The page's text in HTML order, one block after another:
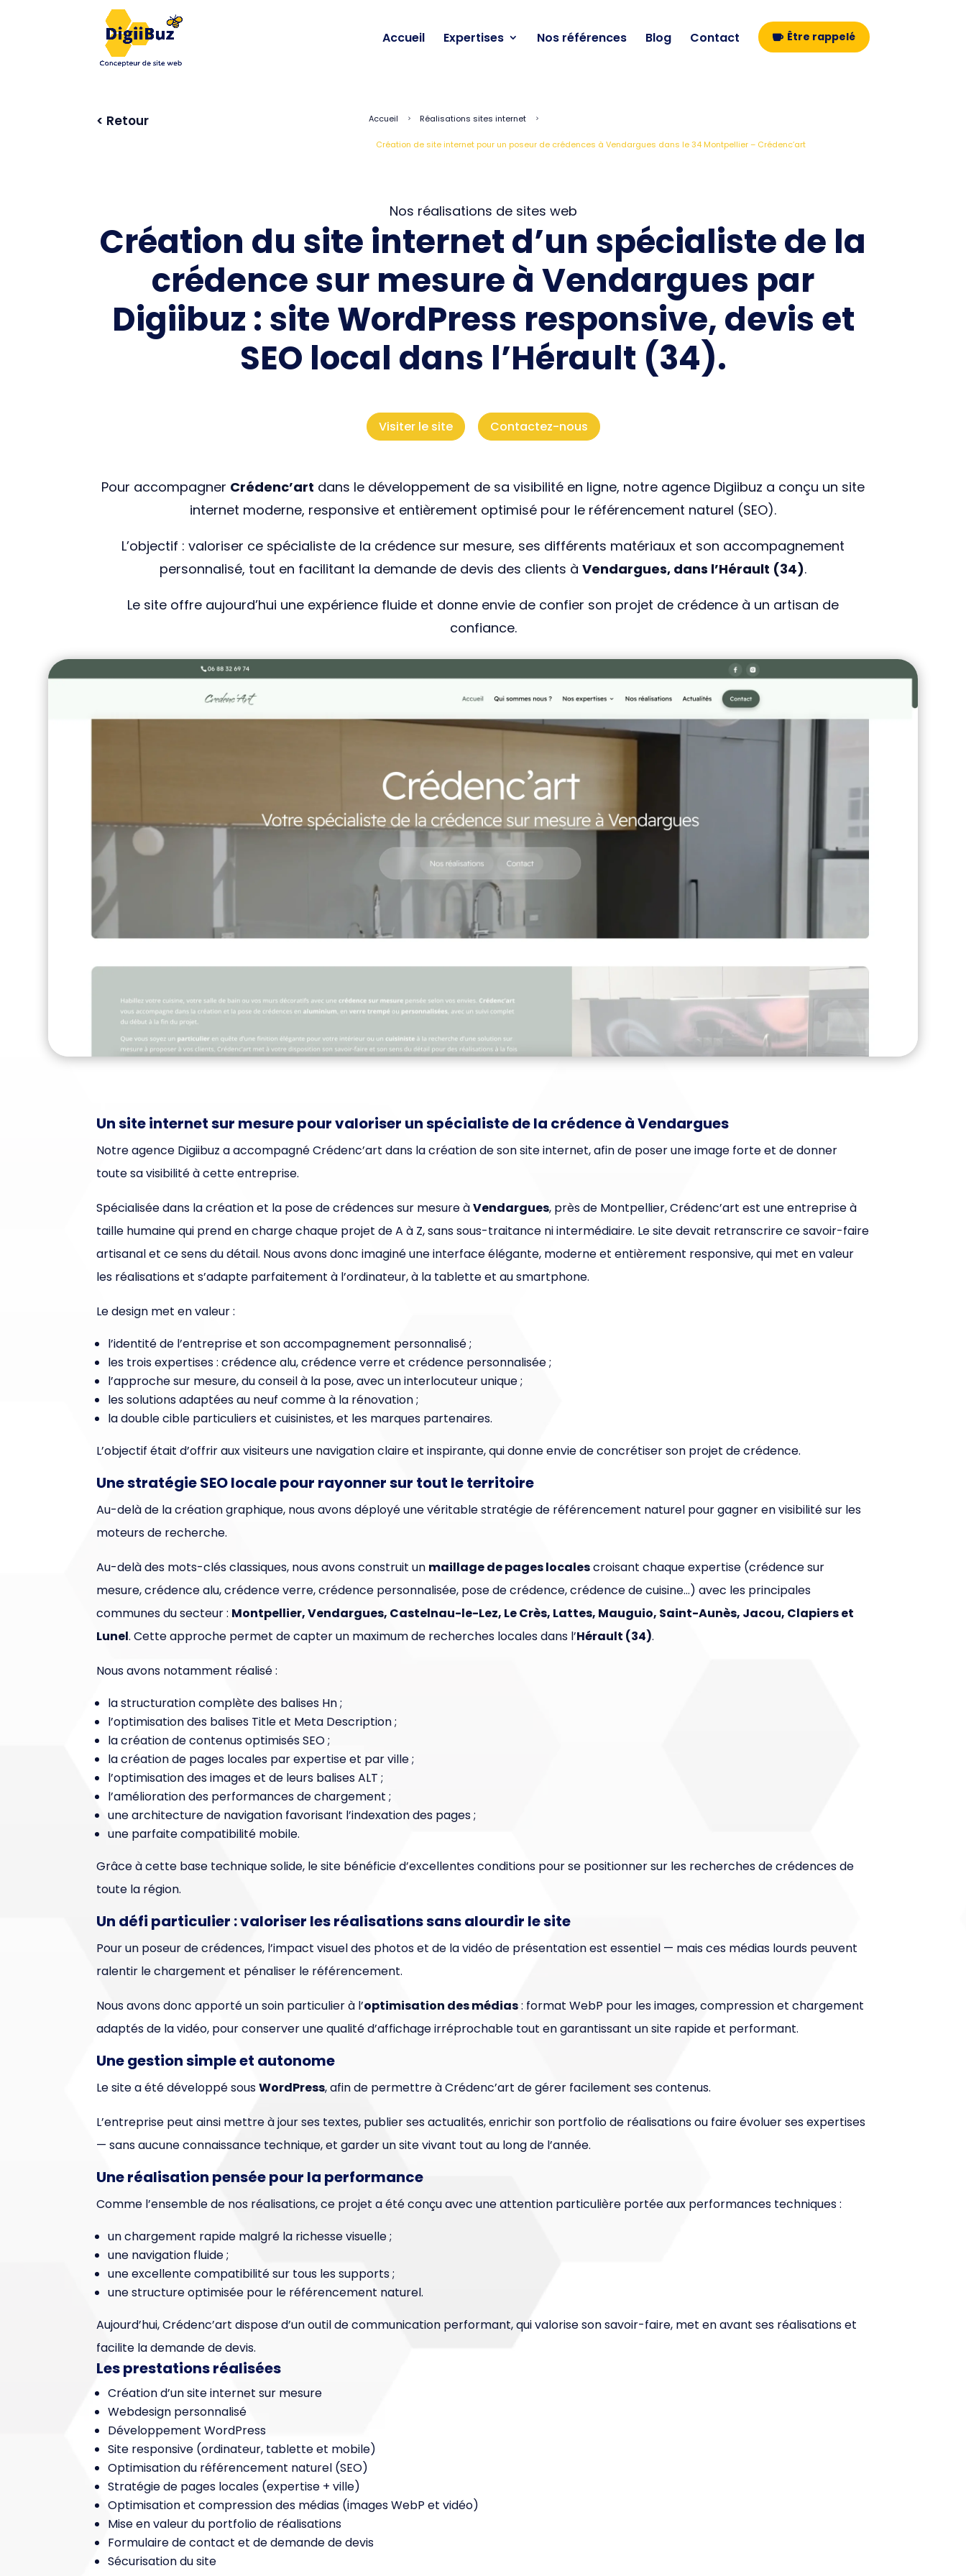
Accueil Expertises Nos références Blog Contact Être rappelé
< Retour Accueil 5 Réalisations sites internet 5
Création de site internet pour un poseur de crédences à Vendargues dans le 34 Montpellier – Crédenc’art
Nos réalisations de sites web
Création du site internet d’un spécialiste de la
crédence sur mesure à Vendargues par
Digiibuz : site WordPress responsive, devis et
SEO local dans l’Hérault (34).
Visiter le site Contactez-nous
Pour accompagner Crédenc’art dans le développement de sa visibilité en ligne, notre agence Digiibuz a conçu un site
internet moderne, responsive et entièrement optimisé pour le référencement naturel (SEO).
L’objectif : valoriser ce spécialiste de la crédence sur mesure, ses différents matériaux et son accompagnement
personnalisé, tout en facilitant la demande de devis des clients à Vendargues, dans l’Hérault (34).
Le site offre aujourd’hui une expérience fluide et donne envie de confier son projet de crédence à un artisan de
confiance.
Un site internet sur mesure pour valoriser un spécialiste de la crédence à Vendargues
Notre agence Digiibuz a accompagné Crédenc’art dans la création de son site internet, afin de poser une image forte et de donner
toute sa visibilité à cette entreprise.
Spécialisée dans la création et la pose de crédences sur mesure àVendargues, près de Montpellier, Crédenc’art est une entreprise à
taille humaine qui prend en charge chaque projet de A à Z, sans sous-traitance ni intermédiaire. Le site devait retranscrire ce savoir-faire
artisanal et ce sens du détail. Nous avons donc imaginé une interface élégante, moderne et entièrement responsive, qui met en valeur
les réalisations et s’adapte parfaitement à l’ordinateur, à la tablette et au smartphone.
Le design met en valeur :
l’identité de l’entreprise et son accompagnement personnalisé ;
les trois expertises : crédence alu, crédence verre et crédence personnalisée ;
l’approche sur mesure, du conseil à la pose, avec un interlocuteur unique ;
les solutions adaptées au neuf comme à la rénovation ;
la double cible particuliers et cuisinistes, et les marques partenaires.
L’objectif était d’offrir aux visiteurs une navigation claire et inspirante, qui donne envie de concrétiser son projet de crédence.
Une stratégie SEO locale pour rayonner sur tout le territoire
Au-delà de la création graphique, nous avons déployé une véritable stratégie de référencement naturel pour gagner en visibilité sur les
moteurs de recherche.
Au-delà des mots-clés classiques, nous avons construit un maillage de pages localescroisant chaque expertise (crédence sur
mesure, crédence alu, crédence verre, crédence personnalisée, pose de crédence, crédence de cuisine…) avec les principales
communes du secteur : Montpellier, Vendargues, Castelnau-le-Lez, Le Crès, Lattes, Mauguio, Saint-Aunès, Jacou, Clapiers et
Lunel. Cette approche permet de capter un maximum de recherches locales dans l’Hérault (34).
Nous avons notamment réalisé :
la structuration complète des balises Hn ;
l’optimisation des balises Title et Meta Description ;
la création de contenus optimisés SEO ;
la création de pages locales par expertise et par ville ;
l’optimisation des images et de leurs balises ALT ;
l’amélioration des performances de chargement ;
une architecture de navigation favorisant l’indexation des pages ;
une parfaite compatibilité mobile.
Grâce à cette base technique solide, le site bénéficie d’excellentes conditions pour se positionner sur les recherches de crédences de
toute la région.
Un défi particulier : valoriser les réalisations sans alourdir le site
Pour un poseur de crédences, l’impact visuel des photos et de la vidéo de présentation est essentiel — mais ces médias lourds peuvent
ralentir le chargement et pénaliser le référencement.
Nous avons donc apporté un soin particulier à l’optimisation des médias: format WebP pour les images, compression et chargement
adaptés de la vidéo, pour conserver une qualité d’affichage irréprochable tout en garantissant un site rapide et performant.
Une gestion simple et autonome
Le site a été développé sousWordPress, afin de permettre à Crédenc’art de gérer facilement ses contenus.
L’entreprise peut ainsi mettre à jour ses textes, publier ses actualités, enrichir son portfolio de réalisations ou faire évoluer ses expertises
— sans aucune connaissance technique, et garder un site vivant tout au long de l’année.
Une réalisation pensée pour la performance
Comme l’ensemble de nos réalisations, ce projet a été conçu avec une attention particulière portée aux performances techniques :
un chargement rapide malgré la richesse visuelle ;
une navigation fluide ;
une excellente compatibilité sur tous les supports ;
une structure optimisée pour le référencement naturel.
Aujourd’hui, Crédenc’art dispose d’un outil de communication performant, qui valorise son savoir-faire, met en avant ses réalisations et
facilite la demande de devis.
Les prestations réalisées
Création d’un site internet sur mesure
Webdesign personnalisé
Développement WordPress
Site responsive (ordinateur, tablette et mobile)
Optimisation du référencement naturel (SEO)
Stratégie de pages locales (expertise + ville)
Optimisation et compression des médias (images WebP et vidéo)
Mise en valeur du portfolio de réalisations
Formulaire de contact et de demande de devis
Sécurisation du site